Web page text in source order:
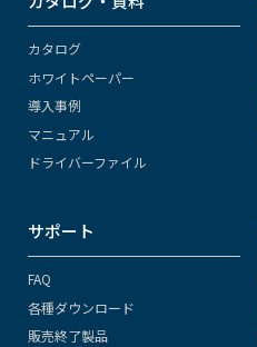
カタログ
ホワイトペーパー
導入事例
マニュアル
ドライバーファイル
サポート
FAQ
各種ダウンロード
販売終了製品